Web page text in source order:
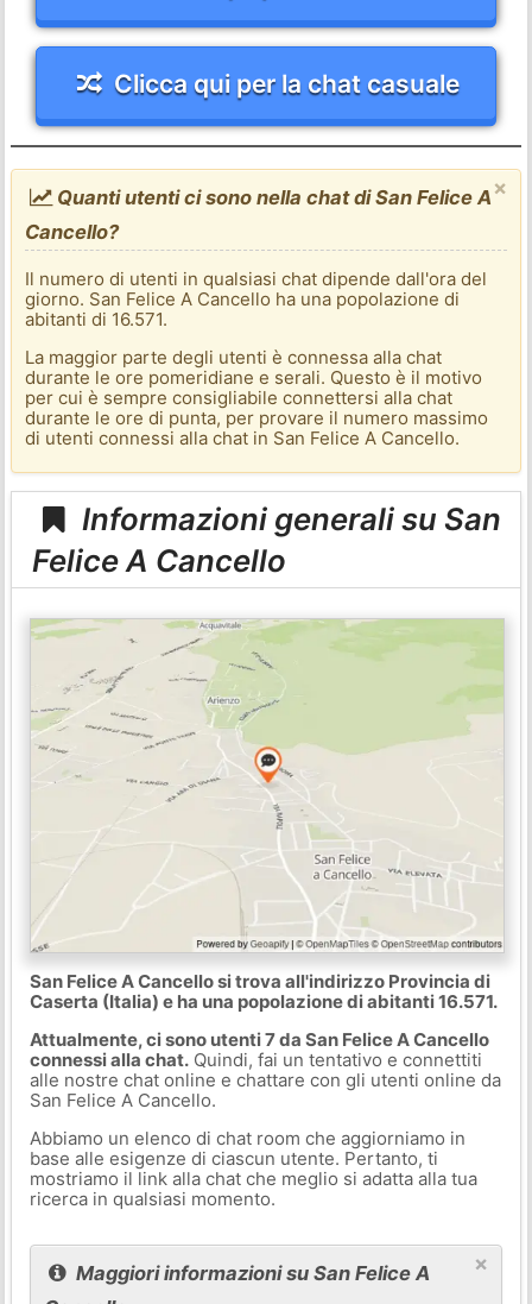
Clicca qui per la chat casuale
×
Quanti utenti ci sono nella chat di San Felice A
Cancello?
Il numero di utenti in qualsiasi chat dipende dall'ora del
giorno. San Felice A Cancello ha una popolazione di
abitanti di 16.571.
La maggior parte degli utenti è connessa alla chat
durante le ore pomeridiane e serali. Questo è il motivo
per cui è sempre consigliabile connettersi alla chat
durante le ore di punta, per provare il numero massimo
di utenti connessi alla chat in San Felice A Cancello.
Informazioni generali su San
Felice A Cancello
San Felice A Cancello si trova all'indirizzo Provincia di
Caserta (Italia) e ha una popolazione di abitanti 16.571.
Attualmente, ci sono utenti 7 da San Felice A Cancello
connessi alla chat.Quindi, fai un tentativo e connettiti
alle nostre chat online e chattare con gli utenti online da
San Felice A Cancello.
Abbiamo un elenco di chat room che aggiorniamo in
base alle esigenze di ciascun utente. Pertanto, ti
mostriamo il link alla chat che meglio si adatta alla tua
ricerca in qualsiasi momento.
×
Maggiori informazioni su San Felice A